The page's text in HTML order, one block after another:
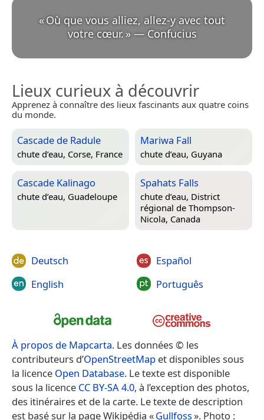
«Où que vous alliez, allez-y avec tout
votre cœur. » — Confucius
Lieux curieux à découvrir
Apprenez à connaître des lieux fascinants aux quatre coins
du monde.
Cascade de Radule
chute d’eau, Corse, France
Mariwa Fall
chute d’eau, Guyana
Cascade Kalinago
chute d’eau, Guadeloupe
Spahats Falls
chute d’eau, District
régional de Thompson-
Nicola, Canada
Deutsch
English
Español
Português
À propos de Mapcarta. Les données © les
contributeurs d’OpenStreetMap et disponibles sous
la licence Open Database. Le texte est disponible
sous la licence CC BY-SA 4.0, à l’exception des photos,
des itinéraires et de la carte. Le texte de description
est basé sur la page Wikipédia «Gullfoss». Photo :